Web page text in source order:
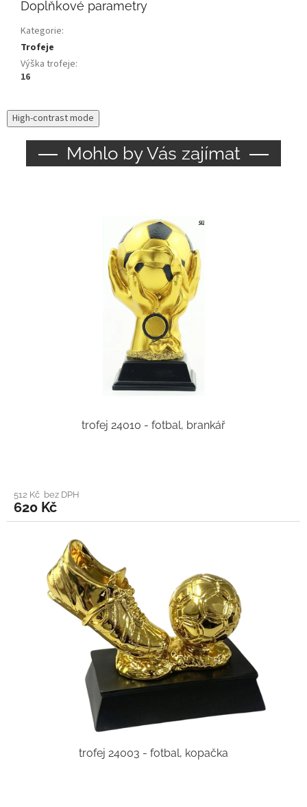
Doplňkové parametry
Kategorie:
Trofeje
Výška trofeje:
16
High-contrast mode
Mohlo by Vás zajímat
trofej 24010 - fotbal, brankář
512 Kč bez DPH
620 Kč
trofej 24003 - fotbal, kopačka